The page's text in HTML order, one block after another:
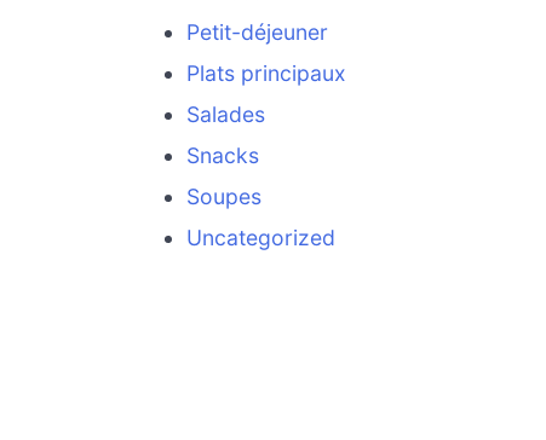
Petit-déjeuner
Plats principaux
Salades
Snacks
Soupes
Uncategorized